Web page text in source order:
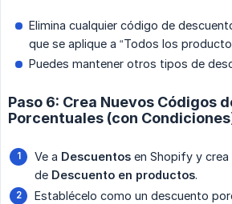
Elimina cualquier código de
que se aplique a “Todos los
Puedes mantener otros tipos de
Paso 6: Crea Nuevos Códigos
Porcentuales (con
Ve a Descuentos en Shopify y
de Descuento en productos.
Establécelo como un descuento